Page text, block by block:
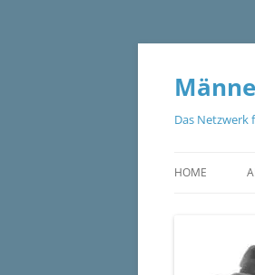
Zum
springen
Das Netzwerk
HOME